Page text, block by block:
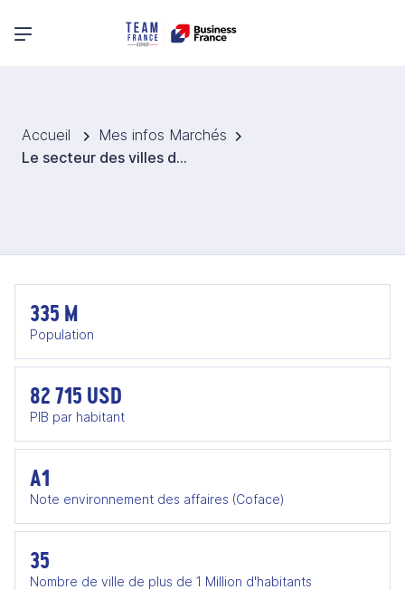
Menu principal
Accueil
Mes infos Marchés
Le secteur des villes durables aux États-Unis
335 M
Population
82 715 USD
PIB par habitant
A1
Note environnement des affaires (Coface)
35
Nombre de ville de plus de 1 Million d'habitants